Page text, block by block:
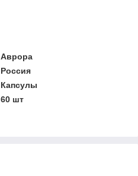
Аврора
Россия
Капсулы
60 шт